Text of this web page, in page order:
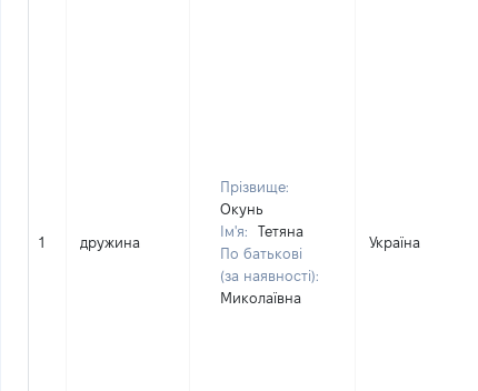
1 дружина
Прізвище:
Окунь
Ім'я:
Тетяна
По батькові
(за наявності):
Миколаївна
Україна